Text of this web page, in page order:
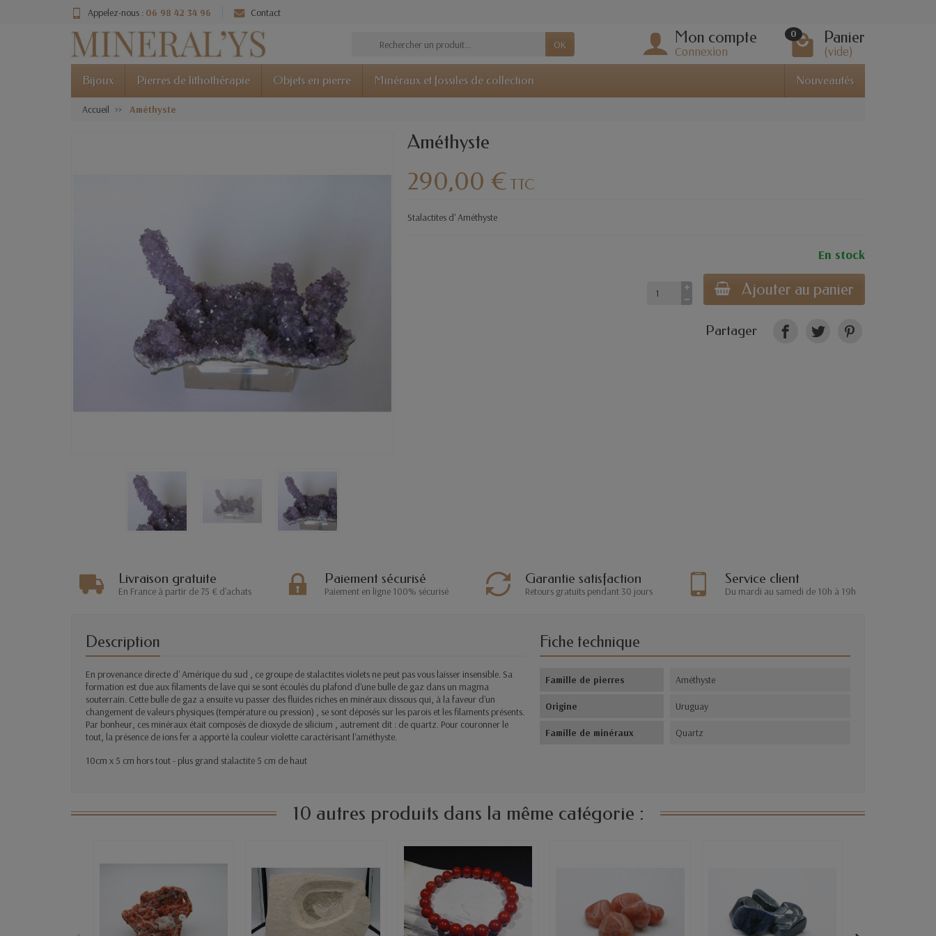
Appelez-nous : 06 98 42 34 96 Contact
OK Mon compte
Connexion
0 Panier
(vide)
Bijoux Pierres de lithothérapie Objets en pierre Minéraux et fossiles de collection Nouveautés
Accueil Améthyste
Améthyste
290,00 € TTC
Stalactites d' Améthyste
En stock
Ajouter au panier
Partager
Livraison gratuite
En France à partir de 75 € d'achats
Paiement sécurisé
Paiement en ligne 100% sécurisé
Garantie satisfaction
Retours gratuits pendant 30 jours
Service client
Du mardi au samedi de 10h à 19h
Description
En provenance directe d' Amérique du sud , ce groupe de stalactites violets ne peut pas vous laisser insensible. Sa
formation est due aux filaments de lave qui se sont écoulés du plafond d'une bulle de gaz dans un magma
souterrain. Cette bulle de gaz a ensuite vu passer des fluides riches en minéraux dissous qui, à la faveur d'un
changement de valeurs physiques (température ou pression) , se sont déposés sur les parois et les filaments présents.
Par bonheur, ces minéraux était composés de dioxyde de silicium , autrement dit : de quartz. Pour couronner le
tout, la présence de ions fer a apporté la couleur violette caractérisant l'améthyste.
10cm x 5 cm hors tout - plus grand stalactite 5 cm de haut
Fiche technique
Famille de pierres Améthyste
Origine Uruguay
Famille de minéraux Quartz
10 autres produits dans la même catégorie :